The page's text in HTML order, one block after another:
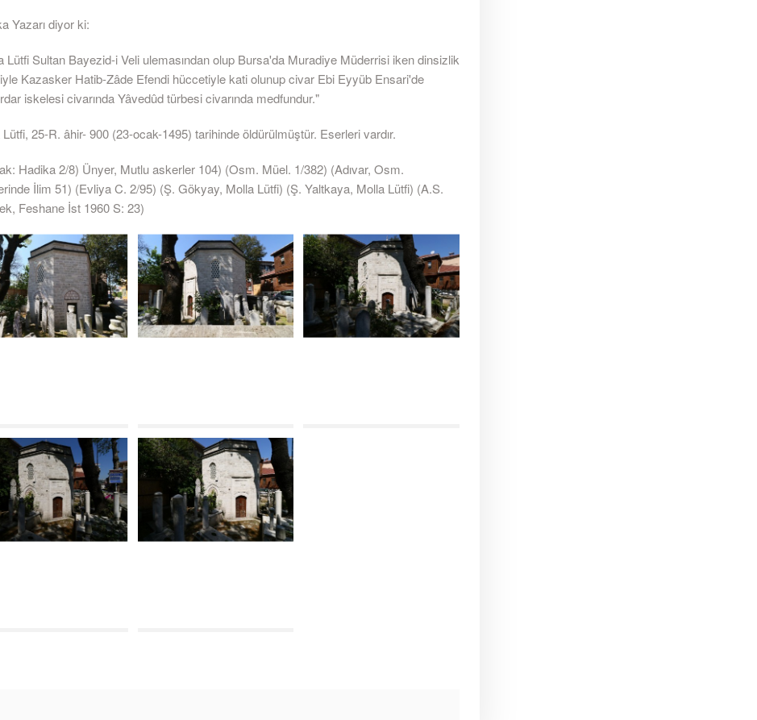
Yazarı diyor ki:
Lütfi Sultan Bayezid-i Veli ulemasından olup Bursa'da Muradiye Müderrisi iken dinsizlik
Kazasker Hatib-Zâde Efendi hüccetiyle kati olunup civar Ebi Eyyüb Ensari'de
iskelesi civarında Yâvedûd türbesi civarında medfundur."
Lütfi, 25-R. âhir- 900 (23-ocak-1495) tarihinde öldürülmüştür. Eserleri vardır.
Hadika 2/8) Ünyer, Mutlu askerler 104) (Osm. Müel. 1/382) (Adıvar, Osm.
İlim 51) (Evliya C. 2/95) (Ş. Gökyay, Molla Lütfi) (Ş. Yaltkaya, Molla Lütfi) (A.S.
Feshane İst 1960 S: 23)